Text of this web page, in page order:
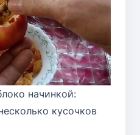
начинкой:
кусочков